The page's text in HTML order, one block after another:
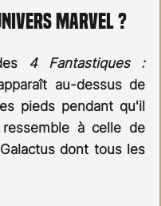
Marvel ?
4 Fantastiques :
au-dessus de
pieds pendant qu'il
à celle de
dont tous les